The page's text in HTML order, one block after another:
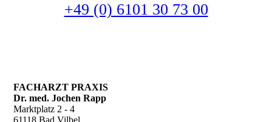
+49 (0) 6101 30 73 00
FACH­ARZT PRA­XIS
Dr. med. Jo­chen Rapp
Marktplatz 2 - 4
61118 Bad Vilbel